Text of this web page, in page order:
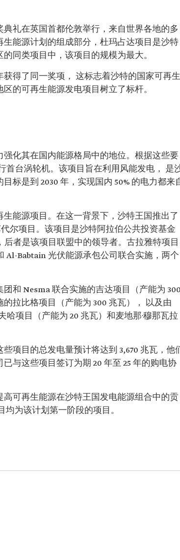
礼在英国首都伦敦举行，来自世界各地的多
能源计划的组成部分，杜玛占达项目是沙特
同类项目中，该项目的规模为最大。
得了同一奖项， 这标志着沙特的国家可再生
的可再生能源发电项目树立了标杆。
化其在国内能源格局中的地位。根据这些要
首台涡轮机。该项目旨在利用风能发电， 是
标是到 2030 年，实现国内 50% 的电力都来
能源项目。在这一背景下，沙特王国推出了
尔项目。该项目是沙特阿拉伯公共投资基金
者是该项目联盟中的领导者。古拉雅特项目
Al-Babtain 光伏能源承包公司联合实施，两个
和 Nesma 联合实施的吉达项目（产能为
拉比格项目（产能为 300 兆瓦）， 以及由
项目（产能为 20 兆瓦）和麦地那·穆那瓦拉
项目的总发电量预计将达到 3,670 兆瓦，他
与这些项目签订为期 20 年至 25 年的购电协
可再生能源在沙特王国发电能源组合中的贡
为该计划第一阶段的项目。